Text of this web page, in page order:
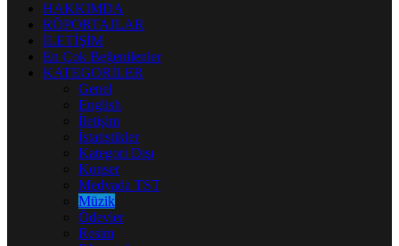
HAKKIMDA
RÖPORTAJLAR
İLETİŞİM
En Çok Beğenilenler
KATEGORİLER
Genel
English
İletişim
İstatistikler
Kategori Dışı
Konser
Medyada TST
Müzik
Ödevler
Resim